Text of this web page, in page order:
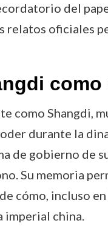
del
relatos oficiales
como Shangdi,
durante la
de gobierno de
Su memoria
cómo, incluso
imperial china.